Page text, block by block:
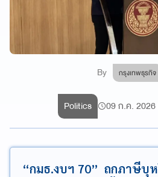
By กรุงเทพธุรกิจ
Politics 09 ก.ค. 2026
“กมธ.งบฯ 70” ถกภาษีบุ